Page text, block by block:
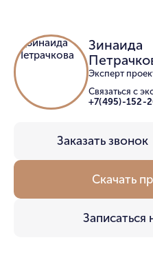
Зинаида
Эксперт
Связаться с
+7(495)-152-
Заказать звонок
Записаться
Скачать